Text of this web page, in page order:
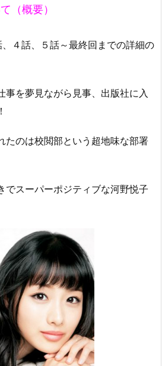
（概要）
４話、５話～最終回までの詳細の
事を夢見ながら見事、出版社に入
たのは校閲部という超地味な部署
でスーパーポジティブな河野悦子